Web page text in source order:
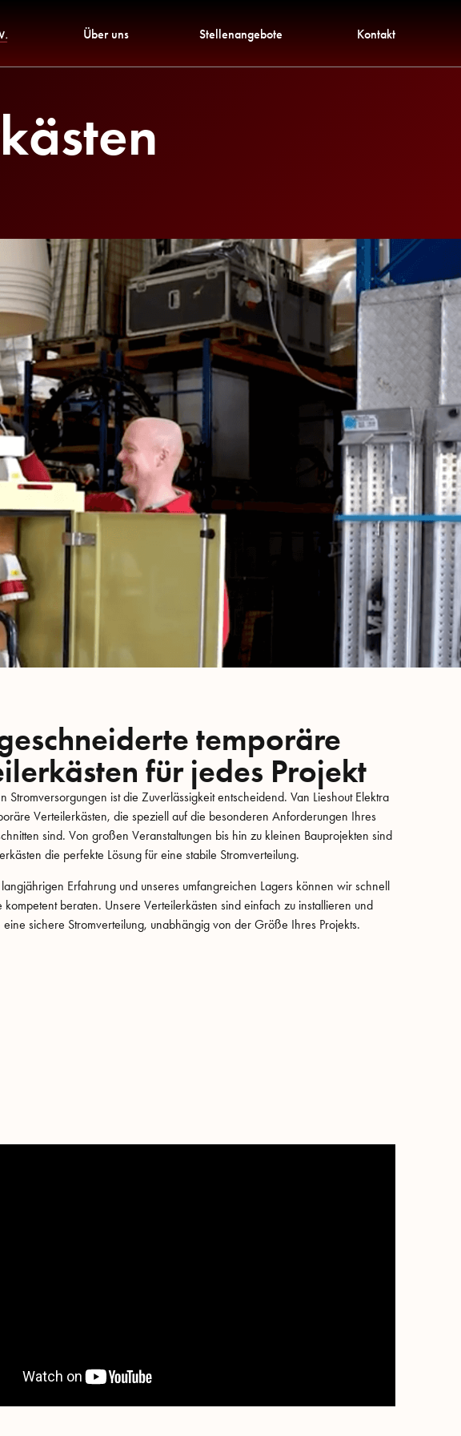
Über uns Stellenangebote Kontakt
temporäre
für jedes Projekt
Stromversorgungen ist die Zuverlässigkeit entscheidend. Van Lieshout Elektra
Verteilerkästen, die speziell auf die besonderen Anforderungen Ihres
sind. Von großen Veranstaltungen bis hin zu kleinen Bauprojekten sind
die perfekte Lösung für eine stabile Stromverteilung.
Erfahrung und unseres umfangreichen Lagers können wir schnell
kompetent beraten. Unsere Verteilerkästen sind einfach zu installieren und
sichere Stromverteilung, unabhängig von der Größe Ihres Projekts.